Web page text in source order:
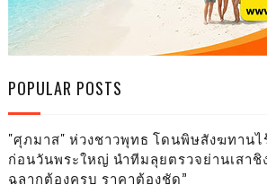
POPULAR POSTS
"ศุภมาส" ห่วงชาวพุทธ โดนพิษสังฆทาน
ก่อนวันพระใหญ่ นำทีมลุยตรวจย่านเสาชิ
ฉลากต้องครบ ราคาต้องชัด”